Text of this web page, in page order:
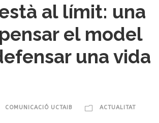
al límit: una
el model
una vida
COMUNICACIÓ UCTAIB ACTUALITAT